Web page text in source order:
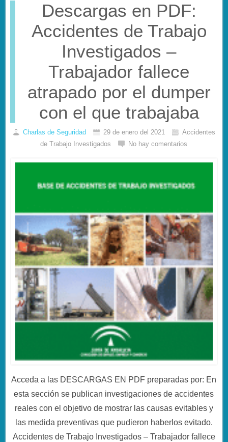
Descargas en PDF:
Accidentes de Trabajo
Investigados –
Trabajador fallece
atrapado por el dumper
con el que trabajaba
Charlas de Seguridad 29 de enero del 2021
Accidentes
de Trabajo Investigados
No hay comentarios
Acceda a las DESCARGAS EN PDF preparadas por: En
esta sección se publican investigaciones de accidentes
reales con el objetivo de mostrar las causas evitables y
las medida preventivas que pudieron haberlos evitado.
Accidentes de Trabajo Investigados – Trabajador fallece